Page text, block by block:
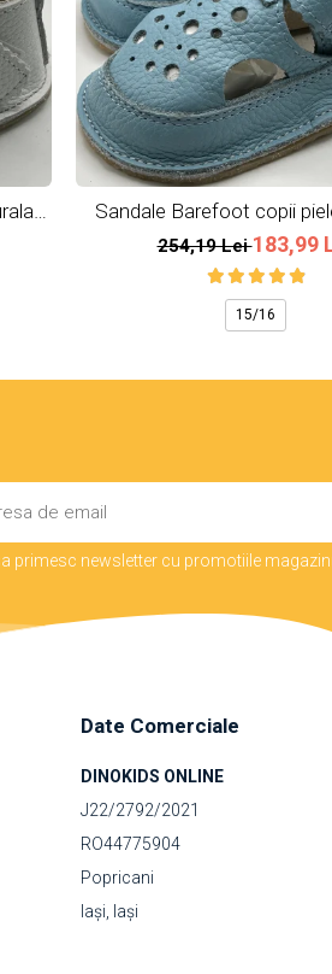
Sandale Barefoot copii
Bleu Ciel
254,19 Lei183,99
15/16
primesc newsletter cu promotiile
Date Comerciale
DINOKIDS ONLINE
J22/2792/2021
RO44775904
Popricani
Iași, Iași